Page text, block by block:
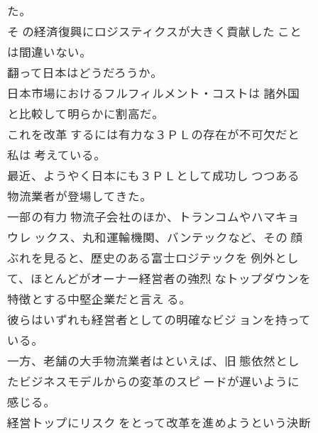
た。
そ の経済復興にロジスティクスが大きく貢献した こと
は間違いない。
翻って日本はどうだろうか。
日本市場におけるフルフィルメント・コストは 諸外国
と比較して明らかに割高だ。
これを改革 するには有力な３ＰＬの存在が不可欠だと
私は 考えている。
最近、ようやく日本にも３ＰＬとして成功し つつある
物流業者が登場してきた。
一部の有力 物流子会社のほか、トランコムやハマキョ
ウレ ックス、丸和運輸機関、バンテックなど、その 顔
ぶれを見ると、歴史のある富士ロジテックを 例外とし
て、ほとんどがオーナー経営者の強烈 なトップダウンを
特徴とする中堅企業だと言え る。
彼らはいずれも経営者としての明確なビジ ョンを持って
いる。
一方、老舗の大手物流業者はといえば、旧 態依然とし
たビジネスモデルからの変革のスピ ードが遅いように
感じる。
経営トップにリスク をとって改革を進めようという決断